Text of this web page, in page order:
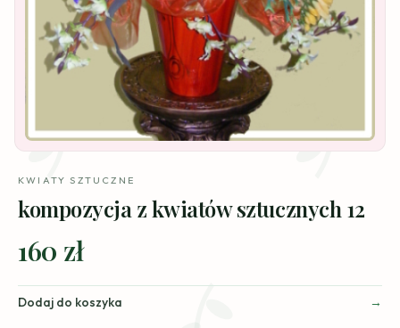
KWIATY SZTUCZNE
kompozycja z kwiatów sztucznych 12
160 zł
Dodaj do koszyka